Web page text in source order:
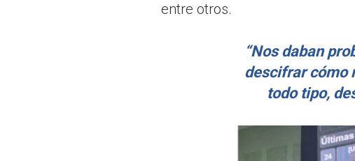
entre otros.
“Nos daban
descifrar cómo
todo tipo,